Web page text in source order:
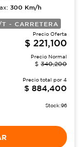
300 Km/h
T - CARRETERA
Precio Oferta
$ 221,100
Precio Normal
$ 340,200
Precio total por 4
$ 884,400
Stock:96